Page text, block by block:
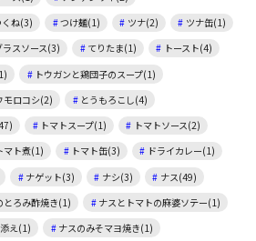
くね(3) つけ麺(1) ツナ(2)
ツナ缶(1)
ラスソース(3) てりたま(1)
トースト(4)
トウガンと鶏団子のスープ(1)
モロコシ(2)
とうもろこし(4)
トマトスープ(1)
トマトソース(2)
マト煮(1) トマト缶(3)
ドライカレー(1)
ナゲット(3) ナシ(3)
ナス(49)
とろみ酢焼き(1)
ナスとトマトの麻婆ソテー(1)
え(1)
ナスのみそマヨ焼き(1)